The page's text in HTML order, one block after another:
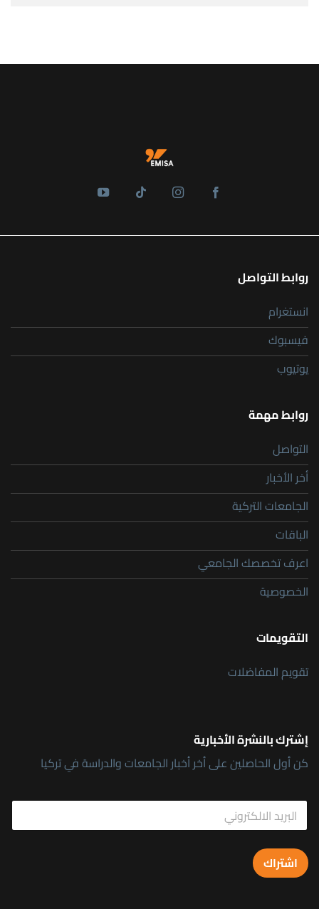
روابط التواصل
انستغرام
فيسبوك
يوتيوب
روابط مهمة
التواصل
أخر الأخبار
الجامعات التركية
الباقات
اعرف تخصصك الجامعي
الخصوصية
التقويمات
تقويم المفاضلات
إشترك بالنشرة الأخبارية
كن أول الحاصلين على أخر أخبار الجامعات والدراسة في تركيا
*
E
m
a
i
l
E
E
a
l
* اشتراك